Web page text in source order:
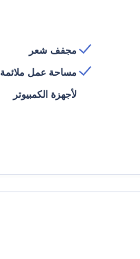
مجفف شعر
مساحة عمل ملائمة
لأجهزة الكمبيوتر